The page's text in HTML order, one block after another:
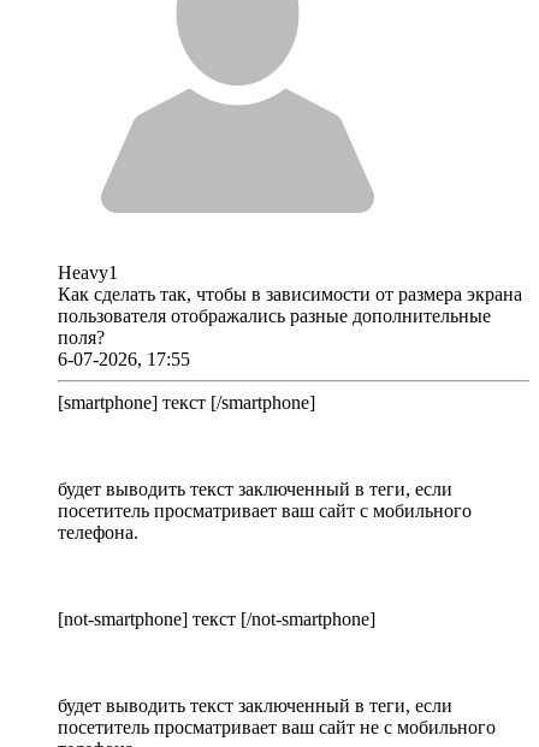
Heavy1
Как сделать так, чтобы в зависимости от размера экрана
пользователя отображались разные дополнительные
поля?
6-07-2026, 17:55
[smartphone] текст [/smartphone]
будет выводить текст заключенный в теги, если
посетитель просматривает ваш сайт с мобильного
телефона.
[not-smartphone] текст [/not-smartphone]
будет выводить текст заключенный в теги, если
посетитель просматривает ваш сайт не с мобильного